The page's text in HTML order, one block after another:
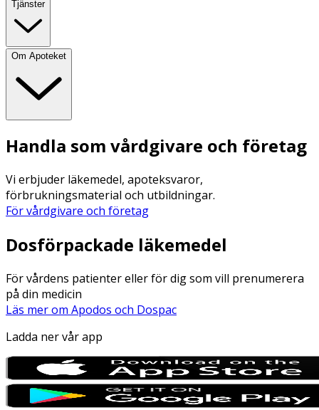
Tjänster
Om Apoteket
Handla som vårdgivare och företag
Vi erbjuder läkemedel, apoteksvaror,
förbrukningsmaterial och utbildningar.
För vårdgivare och företag
Dosförpackade läkemedel
För vårdens patienter eller för dig som vill prenumerera
på din medicin
Läs mer om Apodos och Dospac
Ladda ner vår app